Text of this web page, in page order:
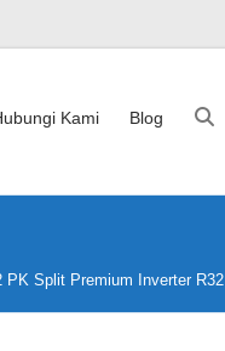
Kami Blog
Split Premium Inverter R32